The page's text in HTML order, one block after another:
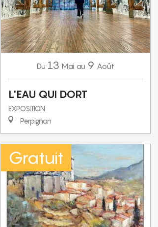
Du 13 Mai au 9 Août
L'EAU QUI DORT
EXPOSITION
Perpignan
Gratuit